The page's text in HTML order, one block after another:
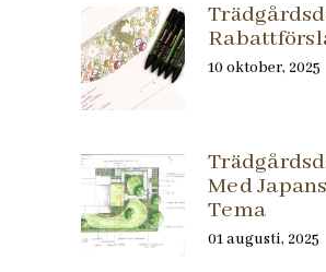
10 oktober, 2025
Med
Tema
01 augusti, 2025